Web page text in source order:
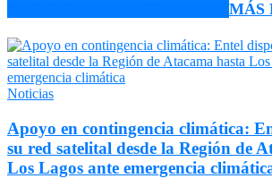
MÁS
Noticias
Apoyo en contingencia climática:
su red satelital desde la Región de
Los Lagos ante emergencia